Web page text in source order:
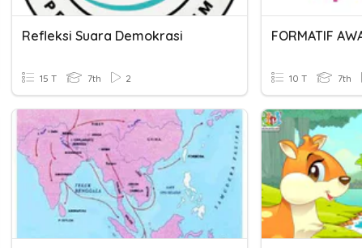
Refleksi Suara Demokrasi
15 T 7th 2 10 T 7th